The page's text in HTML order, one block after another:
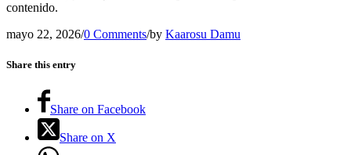
contenido.
mayo 22, 2026/0 Comments/by Kaarosu Damu
Share this entry
Share on Facebook
Share on X